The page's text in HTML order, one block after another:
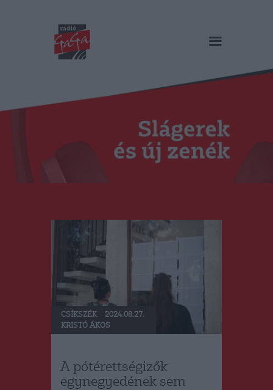
RÁDIÓ GAGA
Műsorok
Duma Duba
Podcast és videók
Stáb
Kapcsolat
CSÍKSZÉK
2024.08.27.
KRISTÓ ÁKOS
A pótérettségizők
egynegyedének sem